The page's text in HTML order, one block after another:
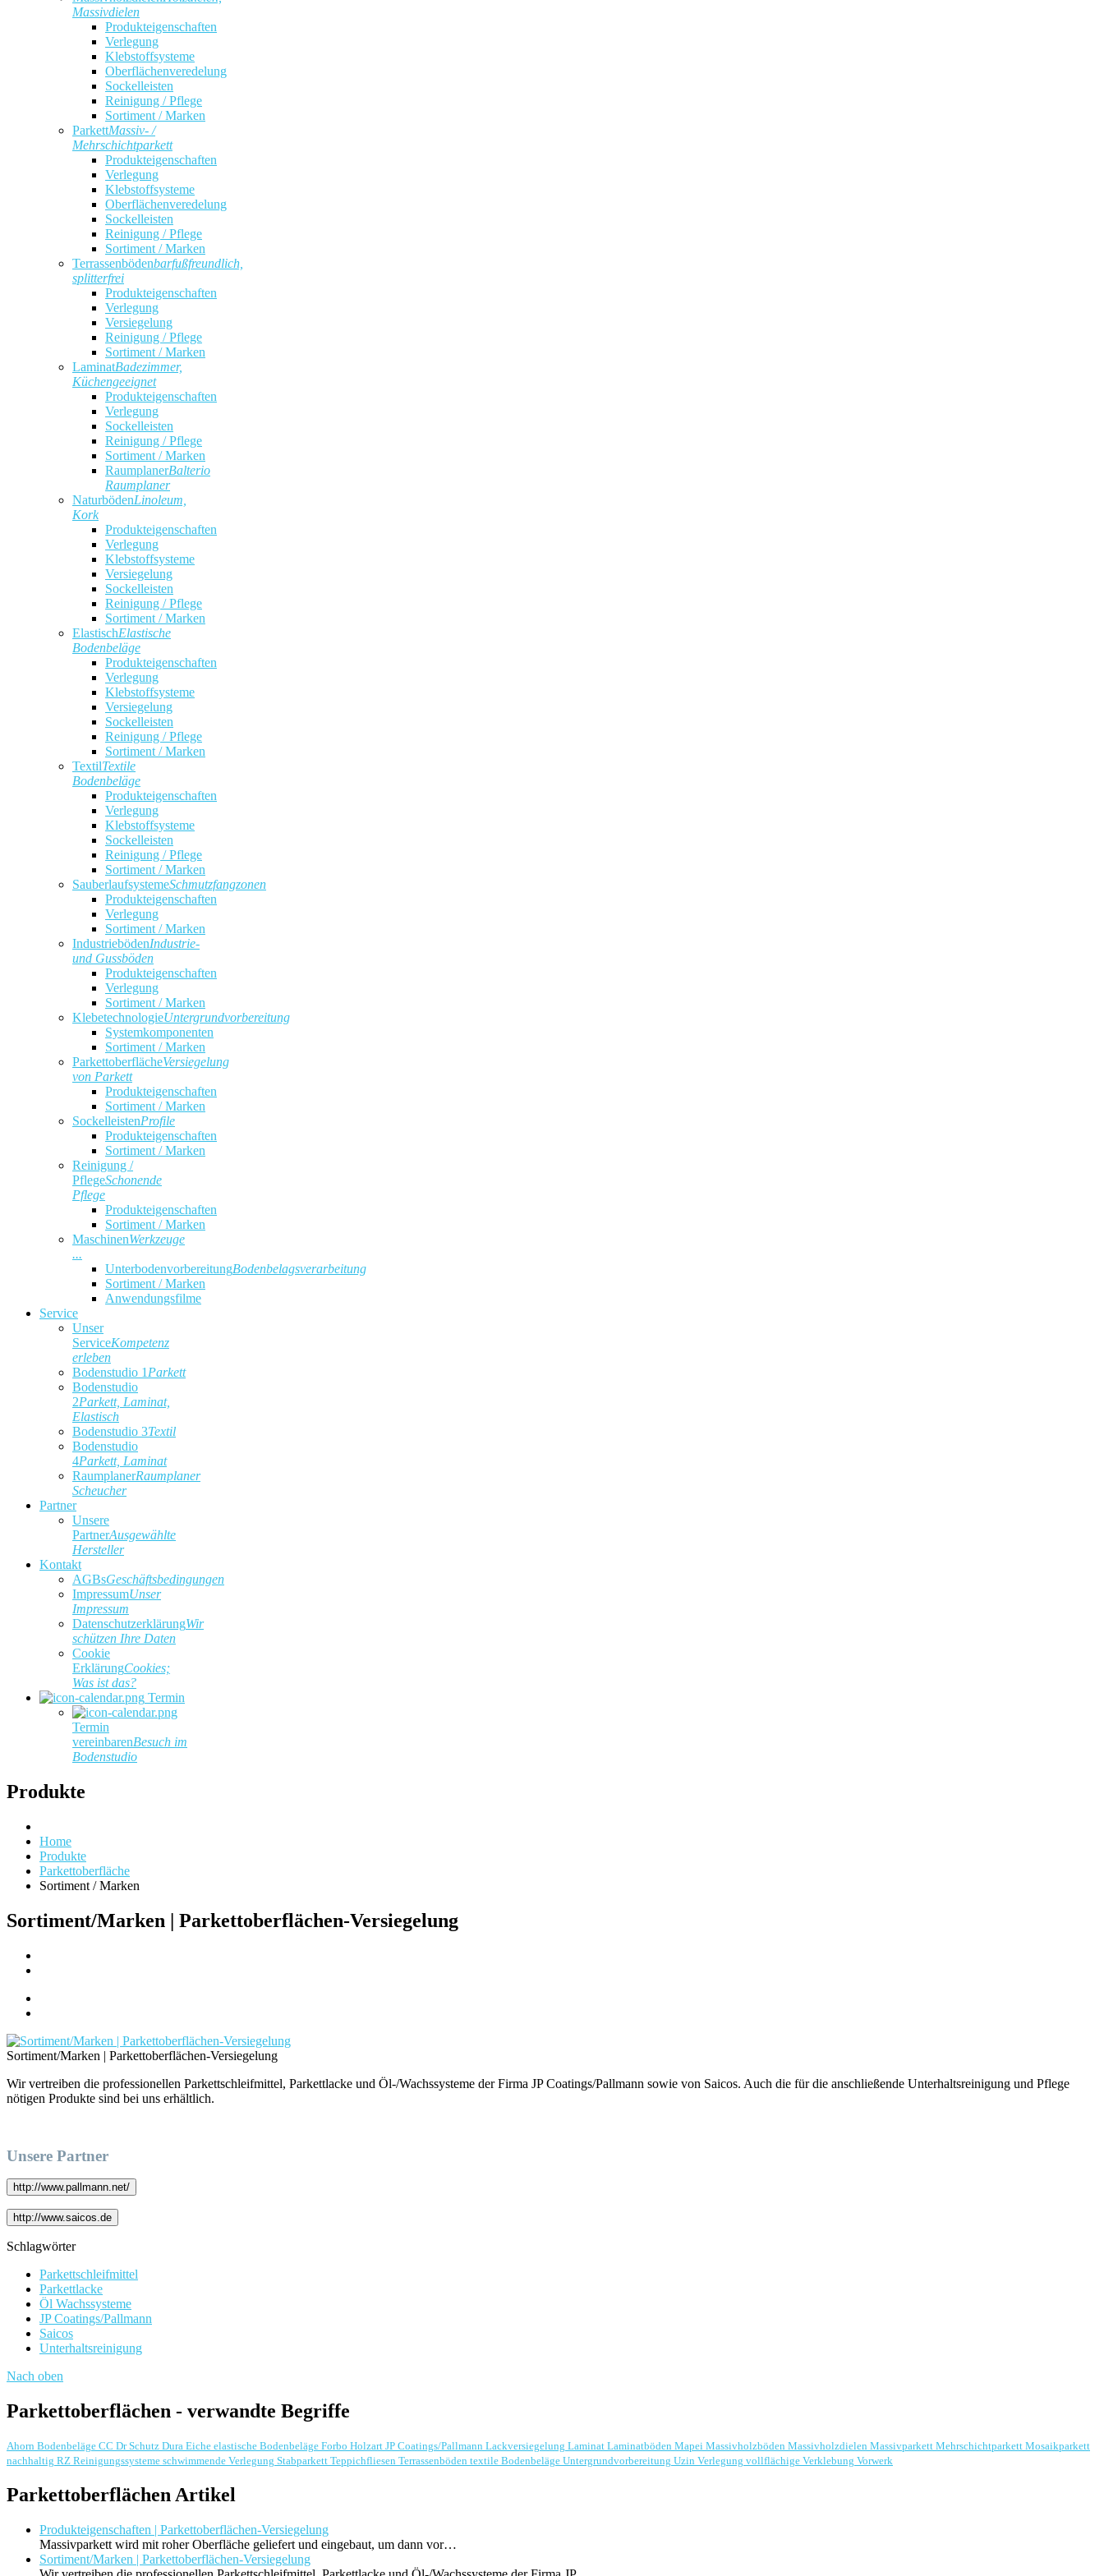
Massivdielen
Produkteigenschaften
Verlegung
Klebstoffsysteme
Oberflächenveredelung
Sockelleisten
Reinigung / Pflege
Sortiment / Marken
ParkettMassiv- /
Mehrschichtparkett
Produkteigenschaften
Verlegung
Klebstoffsysteme
Oberflächenveredelung
Sockelleisten
Reinigung / Pflege
Sortiment / Marken
Terrassenbödenbarfußfreundlich,
splitterfrei
Produkteigenschaften
Verlegung
Versiegelung
Reinigung / Pflege
Sortiment / Marken
LaminatBadezimmer,
Küchengeeignet
Produkteigenschaften
Verlegung
Sockelleisten
Reinigung / Pflege
Sortiment / Marken
RaumplanerBalterio
Raumplaner
NaturbödenLinoleum,
Kork
Produkteigenschaften
Verlegung
Klebstoffsysteme
Versiegelung
Sockelleisten
Reinigung / Pflege
Sortiment / Marken
ElastischElastische
Bodenbeläge
Produkteigenschaften
Verlegung
Klebstoffsysteme
Versiegelung
Sockelleisten
Reinigung / Pflege
Sortiment / Marken
TextilTextile
Bodenbeläge
Produkteigenschaften
Verlegung
Klebstoffsysteme
Sockelleisten
Reinigung / Pflege
Sortiment / Marken
SauberlaufsystemeSchmutzfangzonen
Produkteigenschaften
Verlegung
Sortiment / Marken
IndustriebödenIndustrie-
und Gussböden
Produkteigenschaften
Verlegung
Sortiment / Marken
KlebetechnologieUntergrundvorbereitung
Systemkomponenten
Sortiment / Marken
ParkettoberflächeVersiegelung
von Parkett
Produkteigenschaften
Sortiment / Marken
SockelleistenProfile
Produkteigenschaften
Sortiment / Marken
Reinigung /
PflegeSchonende
Pflege
Produkteigenschaften
Sortiment / Marken
MaschinenWerkzeuge
...
UnterbodenvorbereitungBodenbelagsverarbeitung
Sortiment / Marken
Anwendungsfilme
Service
Unser
ServiceKompetenz
erleben
Bodenstudio 1 Parkett
Bodenstudio
2Parkett, Laminat,
Elastisch
Bodenstudio 3Textil
Bodenstudio
4Parkett, Laminat
RaumplanerRaumplaner
Scheucher
Partner
Unsere
PartnerAusgewählte
Hersteller
Kontakt
AGBsGeschäftsbedingungen
ImpressumUnser
Impressum
DatenschutzerklärungWir
schützen Ihre Daten
Cookie
ErklärungCookies;
Was ist das?
Termin
Termin
vereinbarenBesuch im
Bodenstudio
Produkte
Home
Produkte
Parkettoberfläche
Sortiment / Marken
Sortiment/Marken | Parkettoberflächen-Versiegelung
Sortiment/Marken | Parkettoberflächen-Versiegelung
Wir vertreiben die professionellen Parkettschleifmittel, Parkettlacke und Öl-/Wachssysteme der Firma JP Coatings/Pallmann sowie von Saicos. Auch die für die anschließende Unterhaltsreinigung und Pflege
nötigen Produkte sind bei uns erhältlich.
Unsere Partner
http://www.pallmann.net/
http://www.saicos.de
Schlagwörter
Parkettschleifmittel
Parkettlacke
Öl Wachssysteme
JP Coatings/Pallmann
Saicos
Unterhaltsreinigung
Nach oben
Parkettoberflächen - verwandte Begriffe
Ahorn Bodenbeläge CC Dr Schutz Dura Eiche elastische Bodenbeläge Forbo Holzart JP Coatings/Pallmann Lackversiegelung Laminat Laminatböden Mapei Massivholzböden Massivholzdielen Massivparkett Mehrschichtparkett Mosaikparkett
nachhaltig RZ Reinigungssysteme schwimmende Verlegung Stabparkett Teppichfliesen Terrassenböden textile Bodenbeläge Untergrundvorbereitung Uzin Verlegung vollflächige Verklebung Vorwerk
Parkettoberflächen Artikel
Produkteigenschaften | Parkettoberflächen-Versiegelung
Massivparkett wird mit roher Oberfläche geliefert und eingebaut, um dann vor…
Sortiment/Marken | Parkettoberflächen-Versiegelung